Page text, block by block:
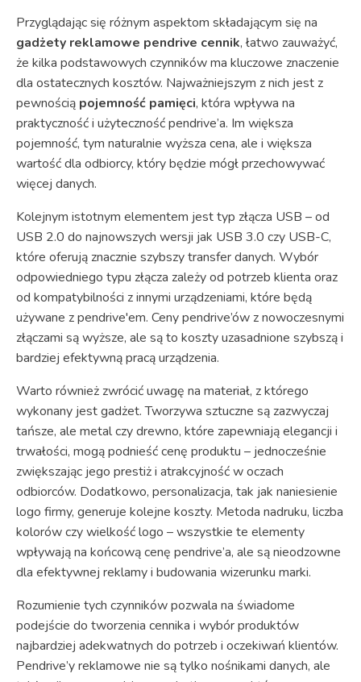
Przyglądając się różnym aspektom składającym się na
gadżety reklamowe pendrive cennik, łatwo zauważyć,
że kilka podstawowych czynników ma kluczowe znaczenie
dla ostatecznych kosztów. Najważniejszym z nich jest z
pewnością pojemność pamięci, która wpływa na
praktyczność i użyteczność pendrive’a. Im większa
pojemność, tym naturalnie wyższa cena, ale i większa
wartość dla odbiorcy, który będzie mógł przechowywać
więcej danych.
Kolejnym istotnym elementem jest typ złącza USB – od
USB 2.0 do najnowszych wersji jak USB 3.0 czy USB-C,
które oferują znacznie szybszy transfer danych. Wybór
odpowiedniego typu złącza zależy od potrzeb klienta oraz
od kompatybilności z innymi urządzeniami, które będą
używane z pendrive'em. Ceny pendrive’ów z nowoczesnymi
złączami są wyższe, ale są to koszty uzasadnione szybszą i
bardziej efektywną pracą urządzenia.
Warto również zwrócić uwagę na materiał, z którego
wykonany jest gadżet. Tworzywa sztuczne są zazwyczaj
tańsze, ale metal czy drewno, które zapewniają elegancji i
trwałości, mogą podnieść cenę produktu – jednocześnie
zwiększając jego prestiż i atrakcyjność w oczach
odbiorców. Dodatkowo, personalizacja, tak jak naniesienie
logo firmy, generuje kolejne koszty. Metoda nadruku, liczba
kolorów czy wielkość logo – wszystkie te elementy
wpływają na końcową cenę pendrive’a, ale są nieodzowne
dla efektywnej reklamy i budowania wizerunku marki.
Rozumienie tych czynników pozwala na świadome
podejście do tworzenia cennika i wybór produktów
najbardziej adekwatnych do potrzeb i oczekiwań klientów.
Pendrive’y reklamowe nie są tylko nośnikami danych, ale